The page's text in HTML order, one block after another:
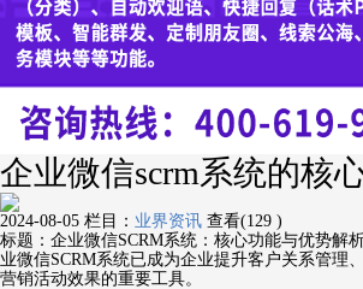
企业微信scrm系统的核
2024-08-05 栏目： 业界资讯 查看(129 )
标题：企业微信SCRM系统：核心功能与优势解
业微信SCRM系统已成为企业提升客户关系管理
营销活动效果的重要工具。